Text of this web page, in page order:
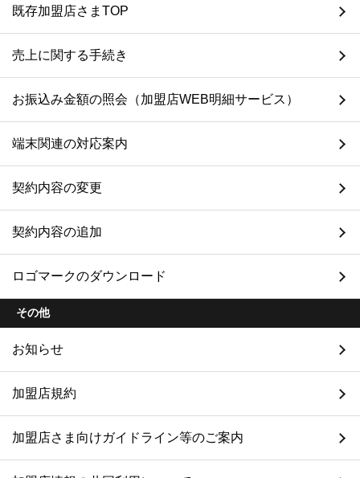
既存加盟店さまTOP
売上に関する手続き
お振込み金額の照会（加盟店WEB明細サービス）
端末関連の対応案内
契約内容の変更
契約内容の追加
ロゴマークのダウンロード
その他
お知らせ
加盟店規約
加盟店さま向けガイドライン等のご案内